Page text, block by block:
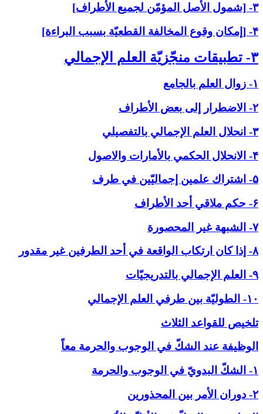
۳- [شمول الأصل المؤمّن لجميع الأطراف]
۴- [إمكان وقوع المخالفة القطعيّة بسبب البراءة]
۳- تطبيقات منجّزيّة العلم الإجمالي‏
۱- زوال العلم بالجامع
۲- الاضطرار إلى بعض الأطراف
۳- انحلال العلم الإجمالي بالتفصيلي
۴- الانحلال الحكمي بالأمارات والاصول
۵- اشتراك علمين إجماليّين في طرف
۶- حكم ملاقي أحد الأطراف
۷- الشبهة غير المحصورة
۸- إذا كان ارتكاب الواقعة في أحد الطرفين غير مقدور
۹- العلم الإجمالي بالتدريجيّات
۱۰- الطوليّة بين طرفي العلم الإجمالي
تلخيص للقواعد الثلاث
الوظيفة عند الشكّ في ‏الوجوب والحرمة معاً
۱- الشكّ البدويّ في الوجوب والحرمة
۲- دوران الأمر بين المحذورين